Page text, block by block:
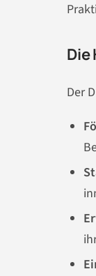
Die
Der